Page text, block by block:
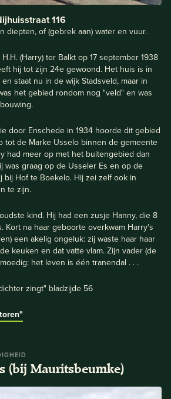
116
diepten, of (gebrek aan) water en vuur.
(Harry) ter Balkt op 17 september 1938
hij tot zijn 24e gewoond. Het huis is in
staat nu in de wijk Stadsveld, maar in
het gebied rondom nog "veld" en was
door Enschede in 1934 hoorde dit gebied
tot de Marke Usselo binnen de gemeente
had meer op met het buitengebied dan
was graag op de Usseler Es en op de
bij Hof te Boekelo. Hij zei zelf ook in
te zijn.
kind. Hij had een zusje Hanny, die 8
Kort na haar geboorte overkwam Harry's
een akelig ongeluk: zij waste haar haar
keuken en dat vatte vlam. Zijn vader (de
het leven is één tranendal . . .
zingt" bladzijde 56
(bij Mauritsbeumke)